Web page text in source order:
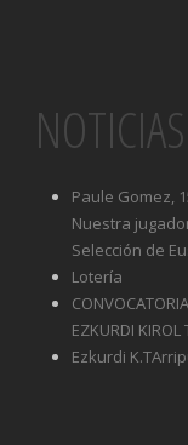
NOTICIAS
Paule Gomez,
Nuestra
Selección de
Lotería
EZKURDI KIROL
Ezkurdi